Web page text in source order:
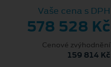
Vaše cena s DPH
578 528 Kč
Cenové zvýhodnění
159 814 Kč